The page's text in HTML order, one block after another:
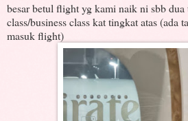
besar betul flight yg kami naik ni sbb
class/business class kat tingkat atas (ada
masuk flight)